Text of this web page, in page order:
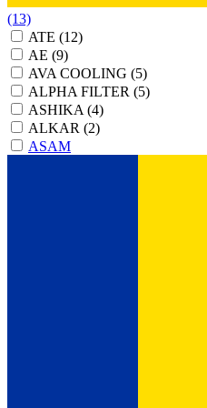
(13)
ATE (12)
AE (9)
AVA COOLING (5)
ALPHA FILTER (5)
ASHIKA (4)
ALKAR (2)
ASAM